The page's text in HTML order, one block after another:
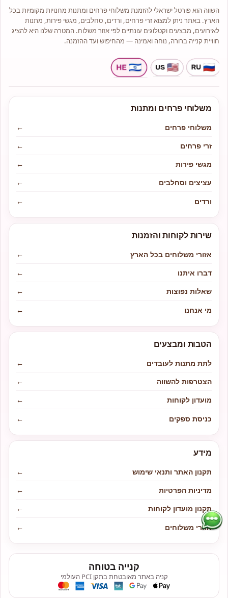
השווה הוא פורטל ישראלי להזמנת משלוחי פרחים ומתנות מחנויות מקומיות בכל
הארץ. באתר ניתן למצוא זרי פרחים, ורדים, סחלבים, מגשי פירות, מתנות
לאירועים, מבצעים וקטלוגים עונתיים לפי אזור משלוח. המטרה שלנו היא להציג
חוויית קנייה ברורה, נוחה ואמינה — מהחיפוש ועד ההזמנה.
משלוחי פרחים ומתנות
משלוחי פרחים
←
זרי פרחים
←
מגשי פירות
←
עציצים וסחלבים
←
ורדים
←
שירות לקוחות והזמנות
אזורי משלוחים בכל הארץ
←
דברו איתנו
←
שאלות נפוצות
←
מי אנחנו
←
הטבות ומבצעים
לתת מתנות לעובדים
←
הצטרפות להשווה
←
מועדון לקוחות
←
כניסת ספקים
←
מידע
תקנון האתר ותנאי שימוש
←
מדיניות הפרטיות
←
תקנון מועדון לקוחות
←
אזורי משלוחים
←
קנייה בטוחה
קניה באתר מאובטחת בתקן PCI העולמי